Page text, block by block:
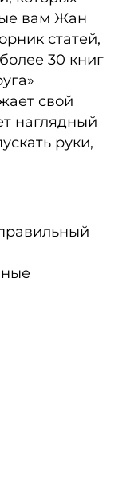
вам Жан
статей,
30 книг
свой
наглядный
руки,